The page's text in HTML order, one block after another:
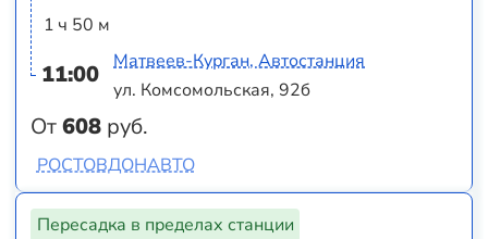
1 ч 50 м
11:00
От608 руб.
Матвеев-Курган, Автостанция
ул. Комсомольская, 92б
РОСТОВДОНАВТО
Пересадка в пределах станции